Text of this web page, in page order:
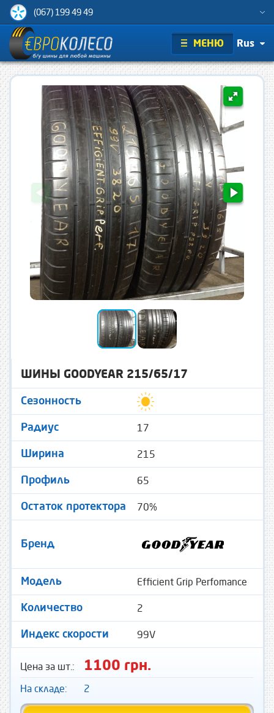
(067) 199 49 49
МЕНЮ Rus
ШИНЫ GOODYEAR 215/65/17
Сезонность
Радиус 17
Ширина 215
Профиль 65
Остаток протектора 70%
Бренд
Модель Efficient Grip Perfomance
Количество 2
Индекс скорости 99V
Цена за шт.: 1100 грн.
На складе: 2